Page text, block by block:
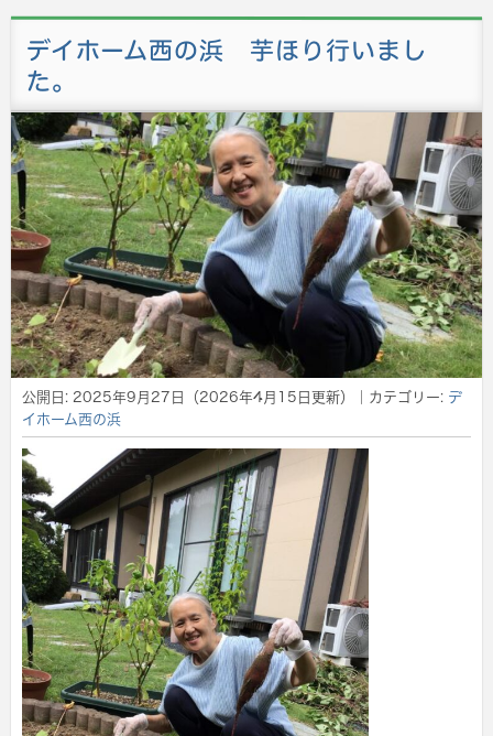
デイホーム西の浜 芋ほり行いまし
た。
公開日: 2025年9月27日 （2026年4月15日更新） ｜カテゴリー: デ
イホーム西の浜